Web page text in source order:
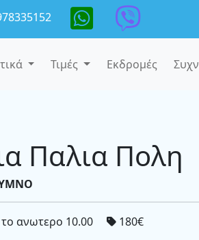
Τιμές Εκδρομές
Παλια Πολη
ανωτερο 10.00 180€